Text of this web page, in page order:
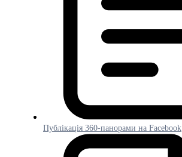
Публікація 360-панорами на Facebook